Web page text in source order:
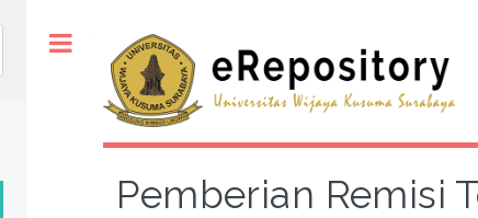
Pemberian Remisi
Toggle